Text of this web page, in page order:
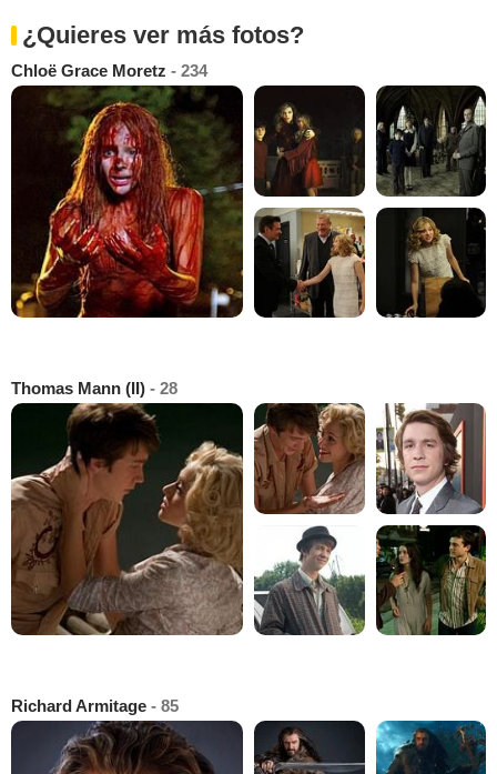
¿Quieres ver más fotos?
Chloë Grace Moretz - 234
Thomas Mann (II) - 28
Richard Armitage - 85